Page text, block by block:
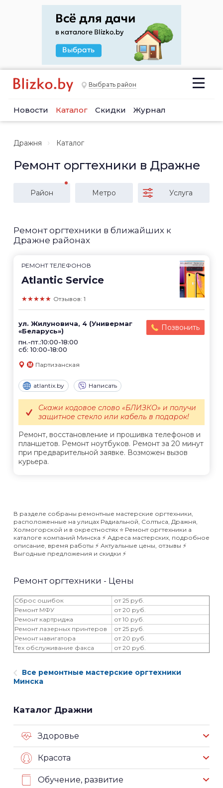
Выбрать район
Новости Каталог Скидки Журнал
Дражня Каталог
Ремонт оргтехники в Дражне
Район Метро Услуга
Ремонт оргтехники в ближайших к
Дражне районах
РЕМОНТ ТЕЛЕФОНОВ
Atlantic Service
★★★★★ Отзывов: 1
ул. Жилуновича, 4 (Универмаг
«Беларусь»)
пн.-пт.:10:00-18:00
сб: 10:00-18:00
Позвонить
Партизанская
atlantix.by Написать
Ремонт, восстановление и прошивка телефонов и
планшетов. Ремонт ноутбуков. Ремонт за 20 минут
при предварительной заявке. Возможен вызов
курьера.
Скажи кодовое слово «БЛИЗКО» и получи
защитное стекло или кабель в подарок!
В разделе собраны ремонтные мастерские оргтехники,
расположенные на улицах Радиальной, Солтыса, Дражня,
Холмогорской и в окрестностях ⭐️ Ремонт оргтехники а
каталоге компаний Минска ⚡️ Адреса мастерских, подробное
описание, время работы ⚡️ Актуальные цены, отзывы ⚡️
Выгодные предложения и скидки ⚡️
Ремонт оргтехники - Цены
Сброс ошибок
от 25 руб.
Ремонт МФУ
от 20 руб.
Ремонт картриджа
от 10 руб.
Ремонт лазерных принтеров
от 25 руб.
Ремонт навигатора
от 20 руб.
Тех обслуживание факса
от 20 руб.
Все ремонтные мастерские оргтехники
Минска
Каталог Дражни
Здоровье
Красота
Обучение, развитие